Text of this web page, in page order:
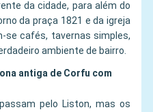
da cidade, para além do
da praça 1821 e da igreja
se cafés, tavernas simples,
ambiente de bairro.
antiga de Corfu com
pelo Liston, mas os